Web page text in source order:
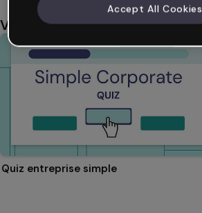
Vous aimerez aussi
Quiz entreprise simple
Accept All Cookies